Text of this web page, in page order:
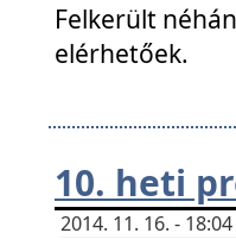
Felkerült
elérhetőek.
10. heti
2014. 11. 16. -